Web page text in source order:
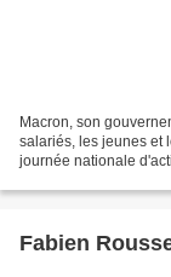
Macron, son
salariés, les jeunes et
journée nationale
Fabien